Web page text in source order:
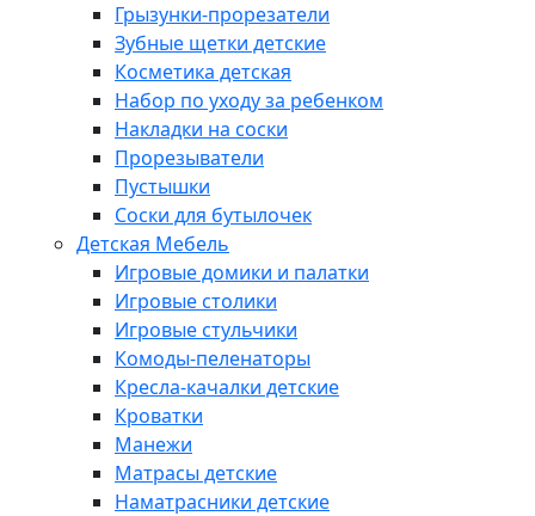
Грызунки-прорезатели
Зубные щетки детские
Косметика детская
Набор по уходу за ребенком
Накладки на соски
Прорезыватели
Пустышки
Соски для бутылочек
Детская Мебель
Игровые домики и палатки
Игровые столики
Игровые стульчики
Комоды-пеленаторы
Кресла-качалки детские
Кроватки
Манежи
Матрасы детские
Наматрасники детские